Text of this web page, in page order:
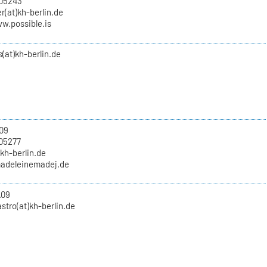
berlin.de
berlin.de
berlin.de
berlin.de